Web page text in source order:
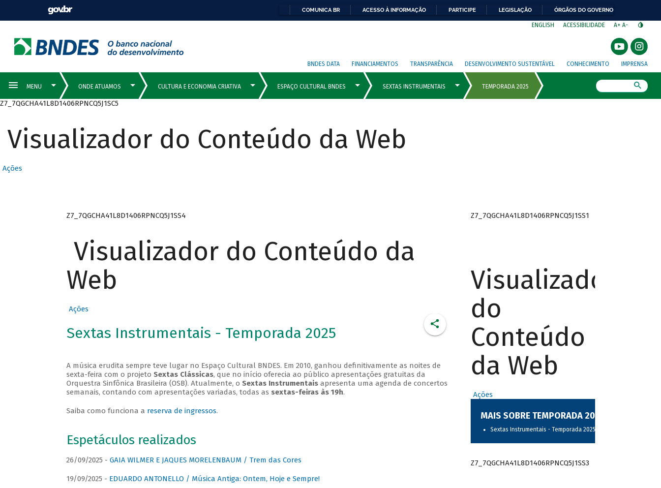
COMUNICA BR ACESSO À INFORMAÇÃO PARTICIPE LEGISLAÇÃO ÓRGÃOS DO GOVERNO
ENGLISH ACESSIBILIDADE A+ A-
BNDES DATA FINANCIAMENTOS TRANSPARÊNCIA DESENVOLVIMENTO SUSTENTÁVEL CONHECIMENTO IMPRENSA
Z7_7QGCHA41L8D1406RPNCQ5J1SC5
Visualizador do Conteúdo da Web
Ações
Z7_7QGCHA41L8D1406RPNCQ5J1SS4
Visualizador do Conteúdo da
Web
Ações
Sextas Instrumentais - Temporada 2025
A música erudita sempre teve lugar no Espaço Cultural BNDES. Em 2010, ganhou definitivamente as noites de
sexta-feira com o projeto Sextas Clássicas, que no início oferecia ao público apresentações gratuitas da
Orquestra Sinfônica Brasileira (OSB). Atualmente, o Sextas Instrumentaisapresenta uma agenda de concertos
semanais, contando com apresentações variadas, todas as sextas-feiras às 19h.
Saiba como funciona a reserva de ingressos.
Espetáculos realizados
26/09/2025 - GAIA WILMER E JAQUES MORELENBAUM / Trem das Cores
19/09/2025 - EDUARDO ANTONELLO / Música Antiga: Ontem, Hoje e Sempre!
Z7_7QGCHA41L8D1406RPNCQ5J1SS1
Visualizador
do
Conteúdo
da Web
Ações
MAIS SOBRE TEMPORADA 2025
Sextas Instrumentais - Temporada 2025
Z7_7QGCHA41L8D1406RPNCQ5J1SS3